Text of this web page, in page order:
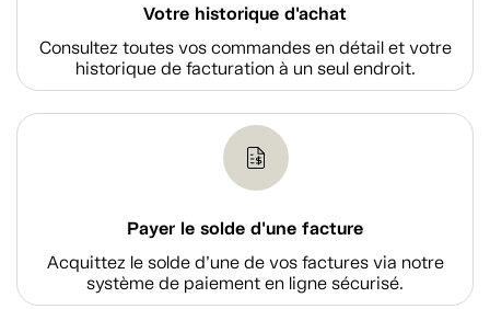
Votre historique d'achat
Consultez toutes vos commandes en détail et votre
historique de facturation à un seul endroit.
Payer le solde d'une facture
Acquittez le solde d’une de vos factures via notre
système de paiement en ligne sécurisé.